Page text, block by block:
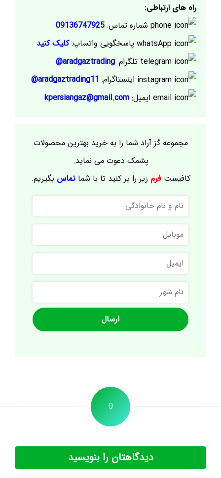
راه های ارتباطی:
شماره تماس: 09136747925
پاسخگویی واتساپ:کلیک کنید
تلگرام: aradgaztrading@
اینستاگرام: aradgaztrading11@
ایمیل: kpersiangaz@gmail.com
مجموعه گز آراد شما را به خرید بهترین محصولات
پشمک دعوت می نماید.
کافیستفرم زیر را پر کنید تا با شماتماس بگیریم.
نام
و
نام
خانوادگی
موبایل
ایمیل
نام
شهر
0
دیدگاهتان را بنویسید